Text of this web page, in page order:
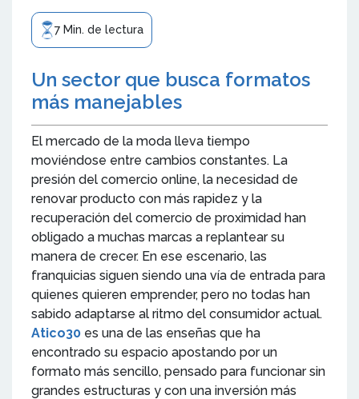
7 Min. de lectura
Un sector que busca formatos
más manejables
El mercado de la moda lleva tiempo
moviéndose entre cambios constantes. La
presión del comercio online, la necesidad de
renovar producto con más rapidez y la
recuperación del comercio de proximidad han
obligado a muchas marcas a replantear su
manera de crecer. En ese escenario, las
franquicias siguen siendo una vía de entrada para
quienes quieren emprender, pero no todas han
sabido adaptarse al ritmo del consumidor actual.
Atico30 es una de las enseñas que ha
encontrado su espacio apostando por un
formato más sencillo, pensado para funcionar sin
grandes estructuras y con una inversión más